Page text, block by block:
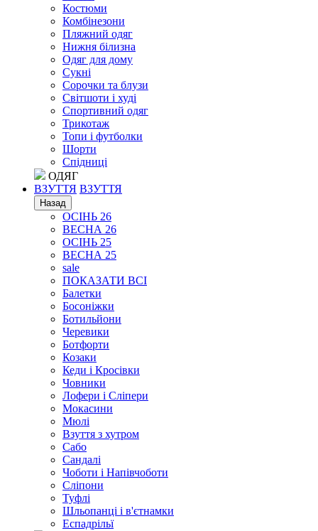
Костюми
Комбінезони
Пляжний одяг
Нижня білизна
Одяг для дому
Сукні
Сорочки та блузи
Світшоти і худі
Спортивний одяг
Трикотаж
Топи і футболки
Шорти
Спідниці
ОДЯГ
ВЗУТТЯ ВЗУТТЯ
Назад
ОСІНЬ 26
ВЕСНА 26
ОСІНЬ 25
ВЕСНА 25
sale
ПОКАЗАТИ ВСІ
Балетки
Босоніжки
Ботильйони
Черевики
Ботфорти
Козаки
Кеди і Кросівки
Човники
Лофери і Сліпери
Мокасини
Мюлі
Взуття з хутром
Сабо
Сандалі
Чоботи і Напівчоботи
Сліпони
Туфлі
Шльопанці і в'єтнамки
Еспадрільї